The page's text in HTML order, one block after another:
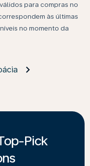
para compras no
às últimas
no momento da
Pick